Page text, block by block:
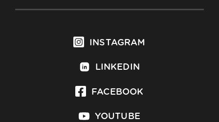
INSTAGRAM
LINKEDIN
FACEBOOK
YOUTUBE